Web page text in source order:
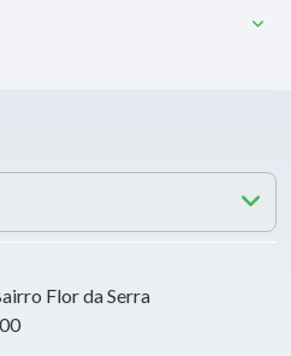
Flor da Serra